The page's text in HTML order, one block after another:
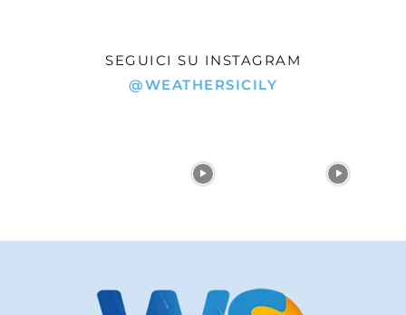
SEGUICI SU INSTAGRAM
@WEATHERSICILY